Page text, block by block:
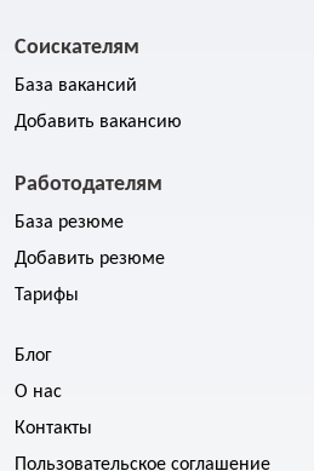
Соискателям
База вакансий
Добавить вакансию
Работодателям
База резюме
Добавить резюме
Тарифы
Блог
О нас
Контакты
Пользовательское соглашение